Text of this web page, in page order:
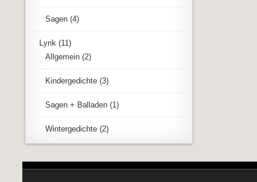
Sagen (4)
Lyrik (11)
Allgemein (2)
Kindergedichte (3)
Sagen + Balladen (1)
Wintergedichte (2)